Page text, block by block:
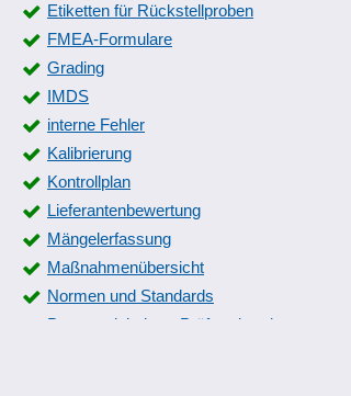
Etiketten für Rückstellproben
FMEA-Formulare
Grading
IMDS
interne Fehler
Kalibrierung
Kontrollplan
Lieferantenbewertung
Mängelerfassung
Maßnahmenübersicht
Normen und Standards
Parametrisierbare Prüfmerkmale